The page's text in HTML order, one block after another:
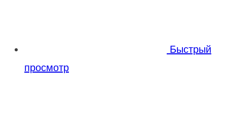
Быстрый
просмотр